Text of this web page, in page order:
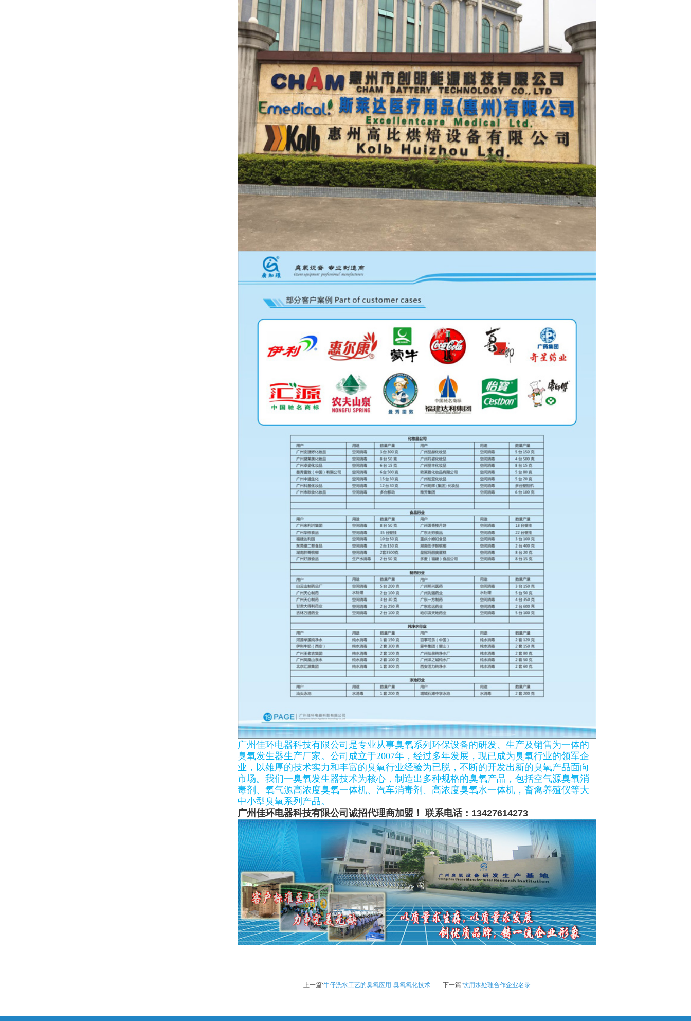
广州佳环电器科技有限公司是专业从事臭氧系列环保设备的研发、生产及销售为一体的
臭氧发生器生产厂家。公司成立于2007年，经过多年发展，现已成为臭氧行业的领军企
业，以雄厚的技术实力和丰富的臭氧行业经验为已脱，不断的开发出新的臭氧产品面向
市场。我们一臭氧发生器技术为核心，制造出多种规格的臭氧产品，包括空气源臭氧消
毒剂、氧气源高浓度臭氧一体机、汽车消毒剂、高浓度臭氧水一体机，畜禽养殖仪等大
中小型臭氧系列产品。
广州佳环电器科技有限公司诚招代理商加盟！ 联系电话：13427614273
上一篇:牛仔洗水工艺的臭氧应用-臭氧氧化技术 下一篇:饮用水处理合作企业名录